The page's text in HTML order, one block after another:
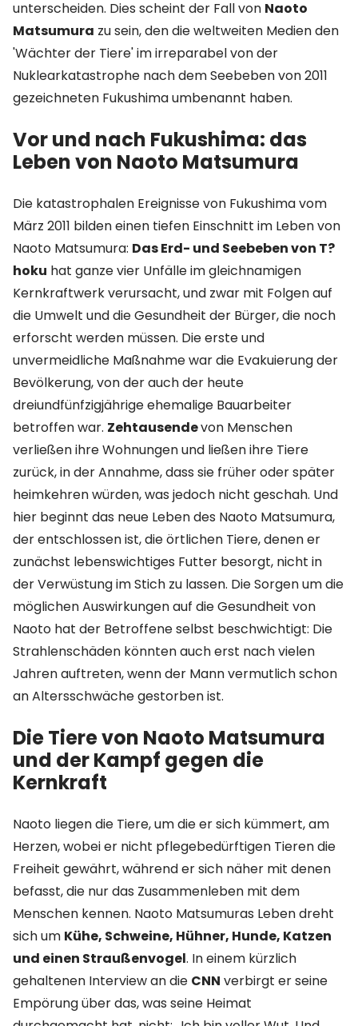
unterscheiden. Dies scheint der Fall von Naoto
Matsumura zu sein, den die weltweiten Medien den
'Wächter der Tiere' im irreparabel von der
Nuklearkatastrophe nach dem Seebeben von 2011
gezeichneten Fukushima umbenannt haben.
Vor und nach Fukushima: das
Leben von Naoto Matsumura
Die katastrophalen Ereignisse von Fukushima vom
März 2011 bilden einen tiefen Einschnitt im Leben von
Naoto Matsumura: Das Erd- und Seebeben von T?
hoku hat ganze vier Unfälle im gleichnamigen
Kernkraftwerk verursacht, und zwar mit Folgen auf
die Umwelt und die Gesundheit der Bürger, die noch
erforscht werden müssen. Die erste und
unvermeidliche Maßnahme war die Evakuierung der
Bevölkerung, von der auch der heute
dreiundfünfzigjährige ehemalige Bauarbeiter
betroffen war. Zehtausendevon Menschen
verließen ihre Wohnungen und ließen ihre Tiere
zurück, in der Annahme, dass sie früher oder später
heimkehren würden, was jedoch nicht geschah. Und
hier beginnt das neue Leben des Naoto Matsumura,
der entschlossen ist, die örtlichen Tiere, denen er
zunächst lebenswichtiges Futter besorgt, nicht in
der Verwüstung im Stich zu lassen. Die Sorgen um die
möglichen Auswirkungen auf die Gesundheit von
Naoto hat der Betroffene selbst beschwichtigt: Die
Strahlenschäden könnten auch erst nach vielen
Jahren auftreten, wenn der Mann vermutlich schon
an Altersschwäche gestorben ist.
Die Tiere von Naoto Matsumura
und der Kampf gegen die
Kernkraft
Naoto liegen die Tiere, um die er sich kümmert, am
Herzen, wobei er nicht pflegebedürftigen Tieren die
Freiheit gewährt, während er sich näher mit denen
befasst, die nur das Zusammenleben mit dem
Menschen kennen. Naoto Matsumuras Leben dreht
sich um Kühe, Schweine, Hühner, Hunde, Katzen
und einen Straußenvogel. In einem kürzlich
gehaltenen Interview an die CNN verbirgt er seine
Empörung über das, was seine Heimat